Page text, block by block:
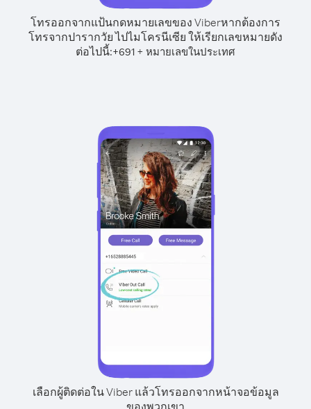
โทรออกจากแป้นกดหมายเลขของ Viberหากต้องการ
โทรจากปารากวัย ไปไมโครนีเซีย ให้เรียกเลขหมายดัง
ต่อไปนี้:+691 + หมายเลขในประเทศ
เลือกผู้ติดต่อใน Viber แล้วโทรออกจากหน้าจอข้อมูล
ของพวกเขา